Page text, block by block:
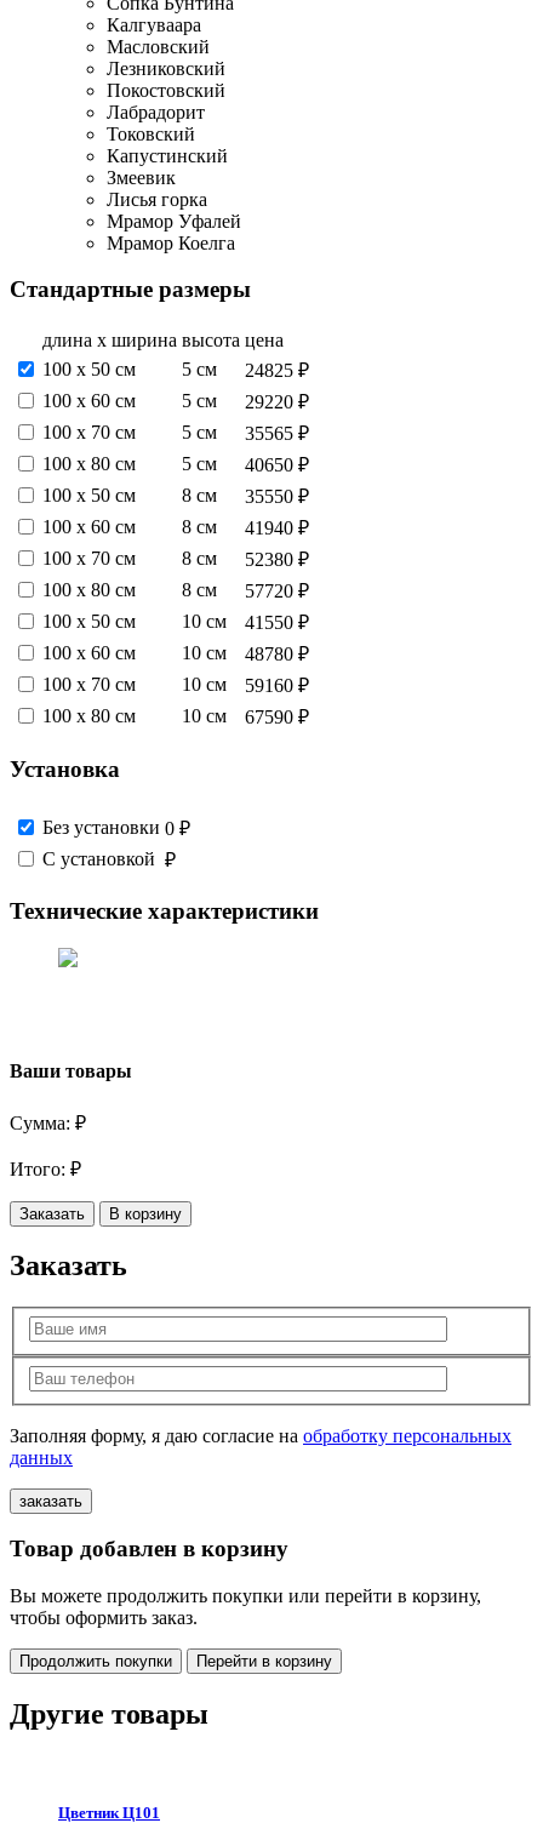
Калгуваара
Масловский
Лезниковский
Покостовский
Лабрадорит
Токовский
Капустинский
Змеевик
Лисья горка
Мрамор Уфалей
Мрамор Коелга
Стандартные размеры
длина х ширина высота цена
100 х 50 см
5 см
24825 ₽
100 х 60 см
5 см
29220 ₽
100 х 70 см
5 см
35565 ₽
100 х 80 см
5 см
40650 ₽
100 х 50 см
8 см
35550 ₽
100 х 60 см
8 см
41940 ₽
100 х 70 см
8 см
52380 ₽
100 х 80 см
8 см
57720 ₽
100 х 50 см
10 см
41550 ₽
100 х 60 см
10 см
48780 ₽
100 х 70 см
10 см
59160 ₽
100 х 80 см
10 см 67590 ₽
Установка
Без установки 0 ₽
С установкой ₽
Технические характеристики
Ваши товары
Сумма: ₽
Итого: ₽
Заказать В корзину
Заказать
Заполняя форму, я даю согласие на обработку персональных
данных
Товар добавлен в корзину
Вы можете продолжить покупки или перейти в корзину,
чтобы оформить заказ.
Продолжить покупки Перейти в корзину
Другие товары
Цветник Ц101